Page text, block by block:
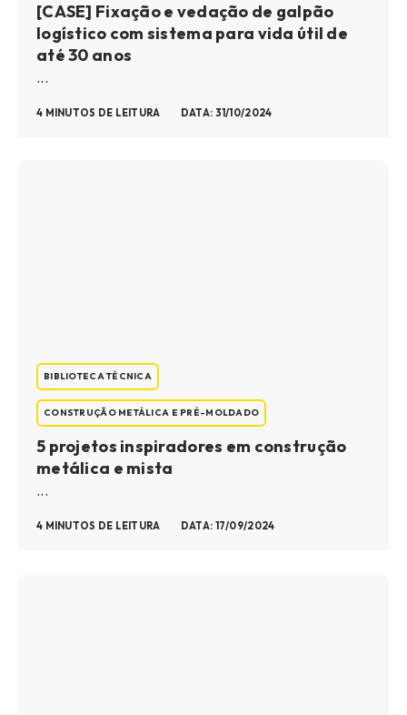
[CASE] Fixação e vedação de galpão
logístico com sistema para vida útil de
até 30 anos
...
4 MINUTOS DE LEITURA DATA: 31/10/2024
BIBLIOTECA TÉCNICA
CONSTRUÇÃO METÁLICA E PRÉ-MOLDADO
5 projetos inspiradores em construção
metálica e mista
...
4 MINUTOS DE LEITURA DATA: 17/09/2024